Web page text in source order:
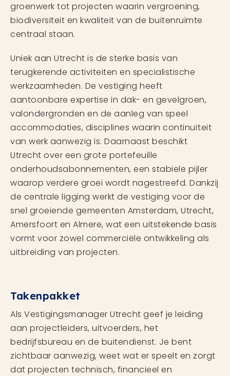
groenwerk tot projecten waarin vergroening,
biodiversiteit en kwaliteit van de buitenruimte
centraal staan.
Uniek aan Utrecht is de sterke basis van
terugkerende activiteiten en specialistische
werkzaamheden. De vestiging heeft
aantoonbare expertise in dak- en gevelgroen,
valondergronden en de aanleg van speel
accommodaties, disciplines waarin continuïteit
van werk aanwezig is. Daarnaast beschikt
Utrecht over een grote portefeuille
onderhoudsabonnementen, een stabiele pijler
waarop verdere groei wordt nagestreefd. Dankzij
de centrale ligging werkt de vestiging voor de
snel groeiende gemeenten Amsterdam, Utrecht,
Amersfoort en Almere, wat een uitstekende basis
vormt voor zowel commerciële ontwikkeling als
uitbreiding van projecten.
Takenpakket
Als Vestigingsmanager Utrecht geef je leiding
aan projectleiders, uitvoerders, het
bedrijfsbureau en de buitendienst. Je bent
zichtbaar aanwezig, weet wat er speelt en zorgt
dat projecten technisch, financieel en